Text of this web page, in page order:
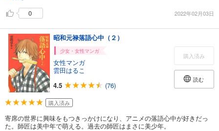
0
2022年02月03日
昭和元禄落語心中（２）
少女・女性マンガ
女性マンガ
雲田はるこ
4.5
(76)
購入済み
読む
購入済み
寄席の世界に興味をもつきっかけになり、アニメの落語心中が好きだっ
た。師匠は美中年で萌える。過去の師匠はまさに美少年。